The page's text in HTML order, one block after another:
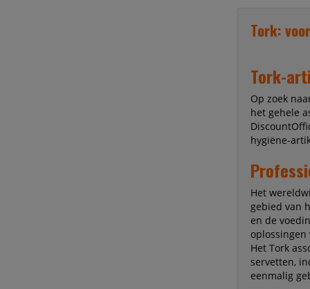
Tork:
Tork-
Op zoek
het gehele
hygiëne-
Het
gebied van
en de
Het Tork
servetten,
eenmalig